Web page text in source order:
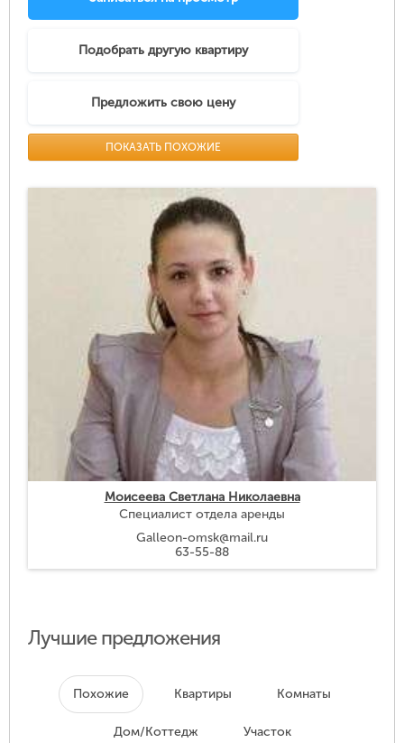
Подобрать другую квартиру
Предложить свою цену
ПОКАЗАТЬ ПОХОЖИЕ
Моисеева Светлана Николаевна
Специалист отдела аренды
Galleon-omsk@mail.ru
63-55-88
Лучшие предложения
Похожие Квартиры Комнаты
Дом/Коттедж Участок